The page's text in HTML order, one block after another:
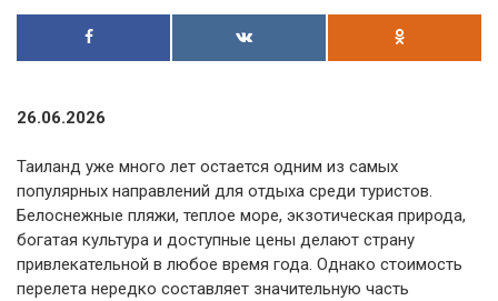
26.06.2026
Таиланд уже много лет остается одним из самых
популярных направлений для отдыха среди туристов.
Белоснежные пляжи, теплое море, экзотическая природа,
богатая культура и доступные цены делают страну
привлекательной в любое время года. Однако стоимость
перелета нередко составляет значительную часть